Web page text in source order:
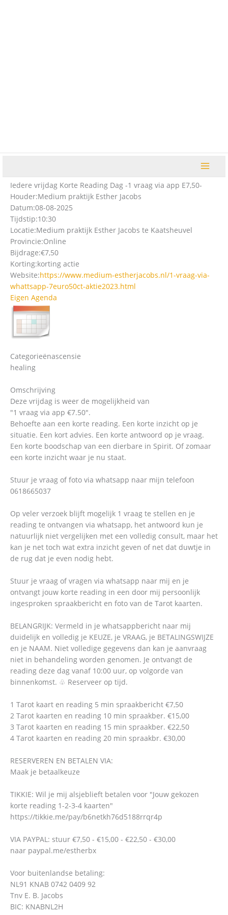
Iedere vrijdag Korte Reading Dag -1 vraag via app E7,50-
Houder:Medium praktijk Esther Jacobs
Datum:08-08-2025
Tijdstip:10:30
Locatie:Medium praktijk Esther Jacobs te Kaatsheuvel
Provincie:Online
Bijdrage:€7,50
Korting:korting actie
Website:https://www.medium-estherjacobs.nl/1-vraag-via-
whattsapp-7euro50ct-aktie2023.html
Eigen Agenda
Categorieënascensie
healing
Omschrijving
Deze vrijdag is weer de mogelijkheid van
"1 vraag via app €7.50".
Behoefte aan een korte reading. Een korte inzicht op je
situatie. Een kort advies. Een korte antwoord op je vraag.
Een korte boodschap van een dierbare in Spirit. Of zomaar
een korte inzicht waar je nu staat.
Stuur je vraag of foto via whatsapp naar mijn telefoon
0618665037
Op veler verzoek blijft mogelijk 1 vraag te stellen en je
reading te ontvangen via whatsapp, het antwoord kun je
natuurlijk niet vergelijken met een volledig consult, maar het
kan je net toch wat extra inzicht geven of net dat duwtje in
de rug dat je even nodig hebt.
Stuur je vraag of vragen via whatsapp naar mij en je
ontvangt jouw korte reading in een door mij persoonlijk
ingesproken spraakbericht en foto van de Tarot kaarten.
BELANGRIJK: Vermeld in je whatsappbericht naar mij
duidelijk en volledig je KEUZE, je VRAAG, je BETALINGSWIJZE
en je NAAM. Niet volledige gegevens dan kan je aanvraag
niet in behandeling worden genomen. Je ontvangt de
reading deze dag vanaf 10:00 uur, op volgorde van
binnenkomst. ♧ Reserveer op tijd.
1 Tarot kaart en reading 5 min spraakbericht €7,50
2 Tarot kaarten en reading 10 min spraakber. €15,00
3 Tarot kaarten en reading 15 min spraakber. €22,50
4 Tarot kaarten en reading 20 min spraakbr. €30,00
RESERVEREN EN BETALEN VIA:
Maak je betaalkeuze
TIKKIE: Wil je mij alsjeblieft betalen voor "Jouw gekozen
korte reading 1-2-3-4 kaarten"
https://tikkie.me/pay/b6netkh76d5188rrqr4p
VIA PAYPAL: stuur €7,50 - €15,00 - €22,50 - €30,00
naar paypal.me/estherbx
Voor buitenlandse betaling:
NL91 KNAB 0742 0409 92
Tnv E. B. Jacobs
BIC: KNABNL2H